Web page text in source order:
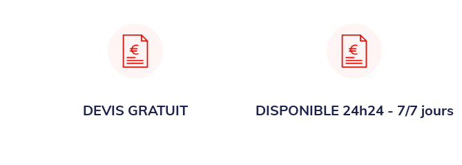
DEVIS GRATUIT DISPONIBLE 24h24 - 7/7 jours